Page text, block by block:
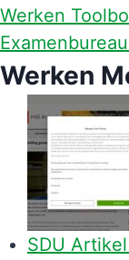
Werken
Examenbureau
Werken
SDU